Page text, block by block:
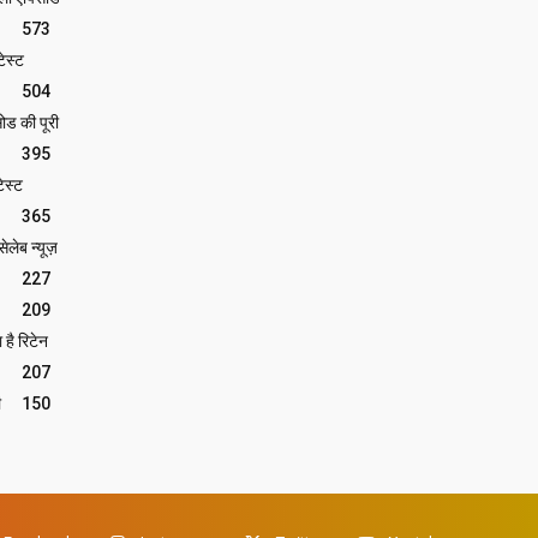
573
504
की पूरी
395
365
न्यूज़
227
209
है रिटेन
207
150